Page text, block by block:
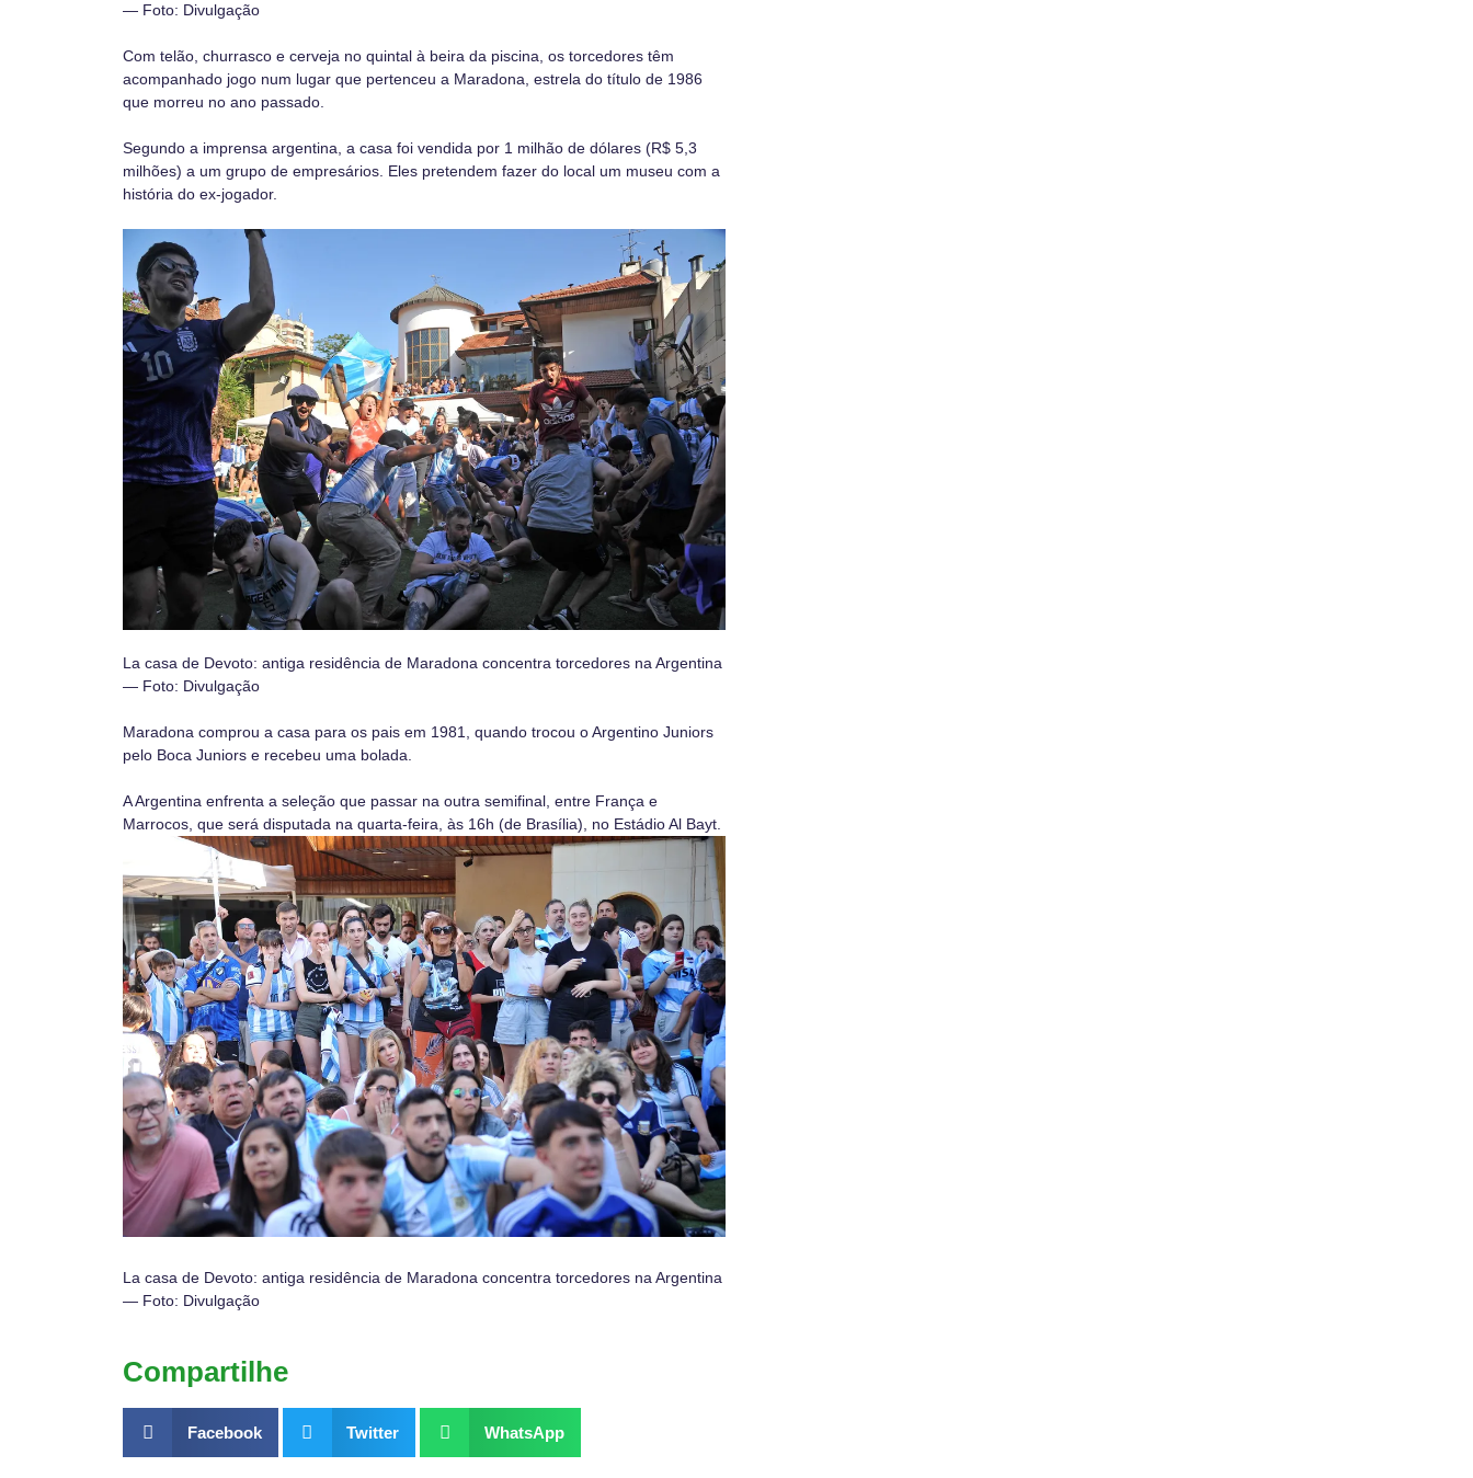
— Foto: Divulgação
Com telão, churrasco e cerveja no quintal à beira da piscina, os torcedores têm
acompanhado jogo num lugar que pertenceu a Maradona, estrela do título de 1986
que morreu no ano passado.
Segundo a imprensa argentina, a casa foi vendida por 1 milhão de dólares (R$ 5,3
milhões) a um grupo de empresários. Eles pretendem fazer do local um museu com a
história do ex-jogador.
La casa de Devoto: antiga residência de Maradona concentra torcedores na Argentina
— Foto: Divulgação
Maradona comprou a casa para os pais em 1981, quando trocou o Argentino Juniors
pelo Boca Juniors e recebeu uma bolada.
A Argentina enfrenta a seleção que passar na outra semifinal, entre França e
Marrocos, que será disputada na quarta-feira, às 16h (de Brasília), no Estádio Al Bayt.
La casa de Devoto: antiga residência de Maradona concentra torcedores na Argentina
— Foto: Divulgação
Compartilhe
Facebook Twitter WhatsApp